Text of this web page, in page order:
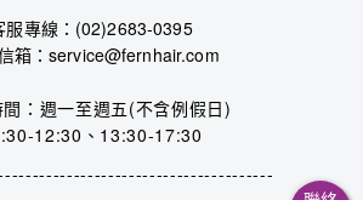
服專線：(02)2683-0395
箱：service@fernhair.com
： 週一至週五(不含例假日)
12:30、13:30-17:30
----------------------------------